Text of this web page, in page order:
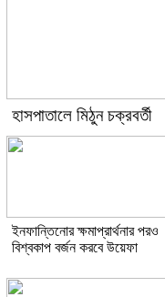
হাসপাতালে মিঠুন চক্রবর্তী
ইনফান্তিনোর ক্ষমাপ্রার্থনার পরও
বিশ্বকাপ বর্জন করবে উয়েফা